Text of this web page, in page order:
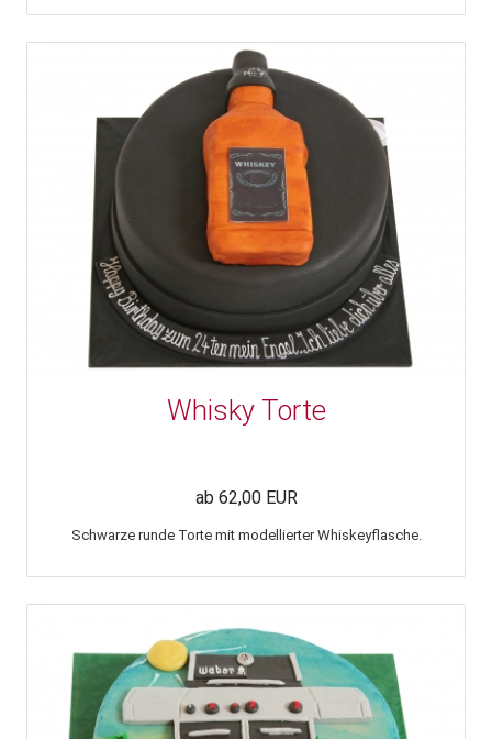
Whisky Torte
ab 62,00 EUR
Schwarze runde Torte mit modellierter Whiskeyflasche.